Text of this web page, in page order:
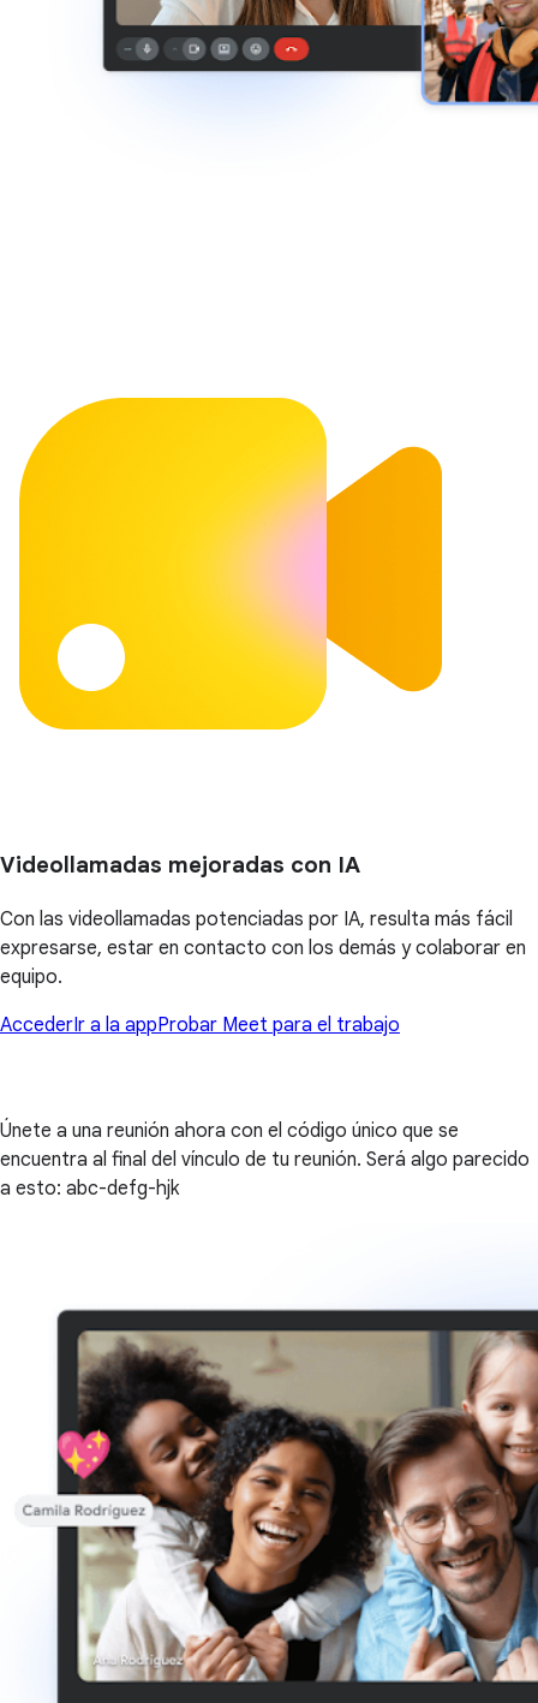
Videollamadas mejoradas con IA
Con las videollamadas potenciadas por IA, resulta más fácil
expresarse, estar en contacto con los demás y colaborar en
equipo.
AccederIr a la appProbar Meet para el trabajo
Únete a una reunión ahora con el código único que se
encuentra al final del vínculo de tu reunión. Será algo parecido
a esto: abc-defg-hjk